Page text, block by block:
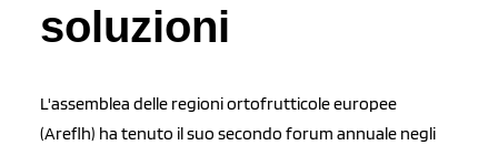
soluzioni
L'assemblea delle regioni ortofrutticole europee
(Areflh) ha tenuto il suo secondo forum annuale negli